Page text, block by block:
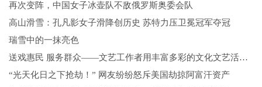
再次变阵，中国女子冰壶队不敌俄罗斯奥委会队
高山滑雪：孔凡影女子滑降创历史 苏特力压卫冕冠军夺冠
瑞雪中的一抹亮色
送戏惠民 服务群众——文艺工作者用丰富多彩的文化文艺活动陪伴群众过春节
“光天化日之下抢劫！” 网友纷纷怒斥美国劫掠阿富汗资产